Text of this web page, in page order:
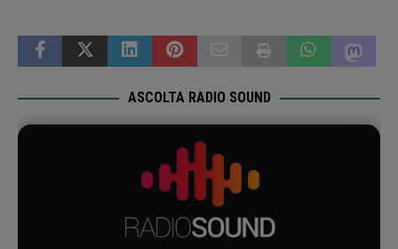
ASCOLTA RADIO SOUND